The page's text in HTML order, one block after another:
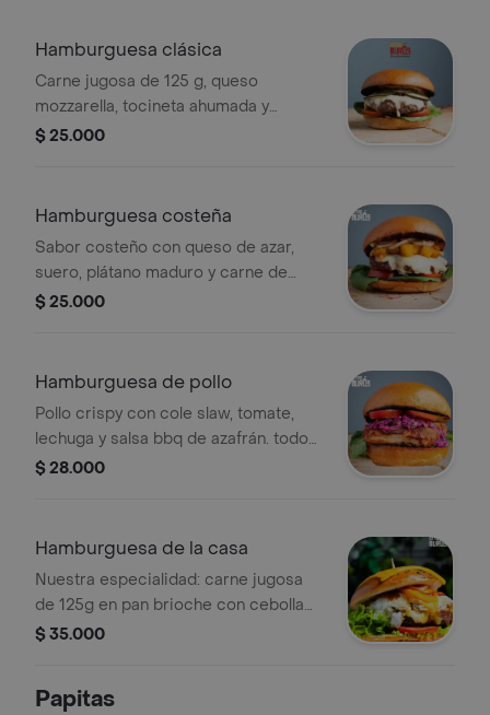
Hamburguesa clásica
Carne jugosa de 125 g, queso
mozzarella, tocineta ahumada y
pepinillos, lechuga, tomate y nuestra
$ 25.000
Hamburguesa costeña
Sabor costeño con queso de azar,
suero, plátano maduro y carne de
125g, acompañados de lechuga,
$ 25.000
Hamburguesa de pollo
Pollo crispy con cole slaw, tomate,
lechuga y salsa bbq de azafrán. todo
en esponjoso pan brioche.
$ 28.000
Hamburguesa de la casa
Nuestra especialidad: carne jugosa
de 125g en pan brioche con cebolla
caramelizada, chicharrón, queso
$ 35.000
Papitas